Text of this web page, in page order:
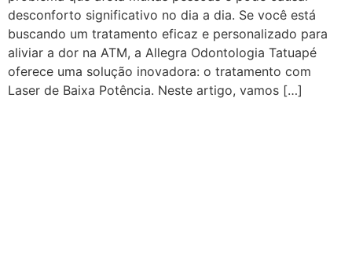
desconforto significativo no dia a dia. Se você está
buscando um tratamento eficaz e personalizado para
aliviar a dor na ATM, a Allegra Odontologia Tatuapé
oferece uma solução inovadora: o tratamento com
Laser de Baixa Potência. Neste artigo, vamos […]